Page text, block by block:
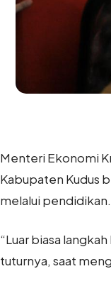
Menteri Ekonomi
Kabupaten Kudus
melalui pendidikan.
“Luar biasa
tuturnya, saat